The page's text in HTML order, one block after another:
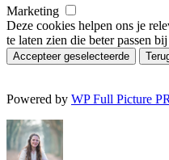
Marketing
Deze cookies helpen ons je
te laten zien die beter passen
Accepteer geselecteerde
Powered by WP Full Picture